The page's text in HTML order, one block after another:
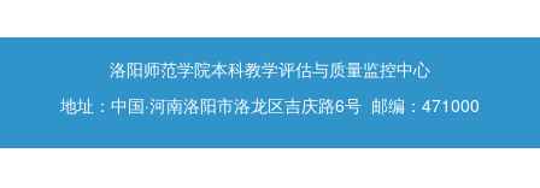
洛阳师范学院本科教学评估与质量监控中心
地址：中国·河南洛阳市洛龙区吉庆路6号 邮编：471000